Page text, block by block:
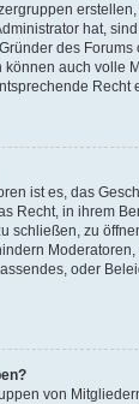
hat,
des
können auch volle
Recht
ist es, das
Recht, in ihrem
schließen, zu
Moderatoren,
oder
von